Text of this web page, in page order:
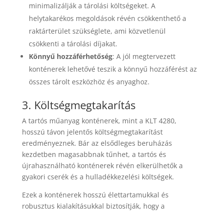
minimalizálják a tárolási költségeket. A
helytakarékos megoldások révén csökkenthető a
raktárterület szükséglete, ami közvetlenül
csökkenti a tárolási díjakat.
Könnyű hozzáférhetőség: A jól megtervezett
konténerek lehetővé teszik a könnyű hozzáférést az
összes tárolt eszközhöz és anyaghoz.
3. Költségmegtakarítás
A tartós műanyag konténerek, mint a KLT 4280,
hosszú távon jelentős költségmegtakarítást
eredményeznek. Bár az elsődleges beruházás
kezdetben magasabbnak tűnhet, a tartós és
újrahasználható konténerek révén elkerülhetők a
gyakori cserék és a hulladékkezelési költségek.
Ezek a konténerek hosszú élettartamukkal és
robusztus kialakításukkal biztosítják, hogy a